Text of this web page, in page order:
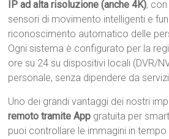
IP ad alta risoluzione (anche 4K),
sensori di movimento intelligenti e
riconoscimento automatico delle
Ogni sistema è configurato per la
ore su 24 su dispositivi locali (DVR/
personale, senza dipendere da
Uno dei grandi vantaggi dei nostri
remoto tramite App gratuita per
puoi controllare le immagini in tempo